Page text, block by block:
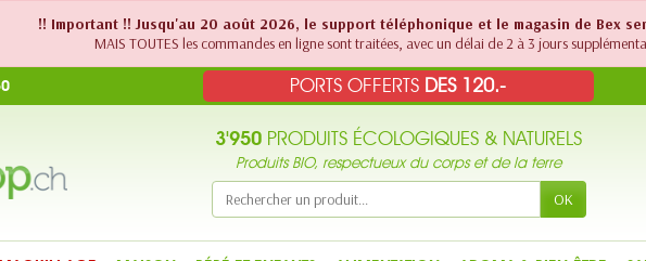
!! Important !! Jusqu'au 20 août 2026, le support téléphonique et le magasin de Bex
MAIS TOUTES les commandes en ligne sont traitées, avec un délai de 2 à 3 jours
PORTS OFFERTS DES 120.-
3'950 PRODUITS ÉCOLOGIQUES & NATURELS
Produits BIO, respectueux du corps et de la terre
OK